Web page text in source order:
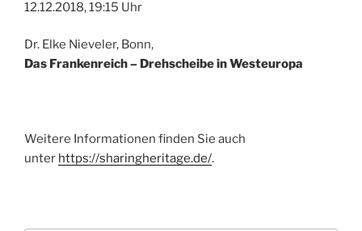
12.12.2018, 19:15 Uhr
Dr. Elke Nieveler, Bonn,
Das Frankenreich – Drehscheibe in Westeuropa
Weitere Informationen finden Sie auch
unter https://sharingheritage.de/.